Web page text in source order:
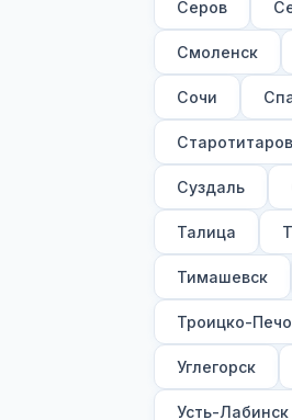
Серов
Смоленск
Сочи
Суздаль
Талица
Тимашевск
Троицко-
Углегорск
Усть-Лабинск